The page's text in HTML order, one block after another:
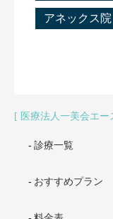
アネックス院
医療法人一美会エ
診療一覧
おすすめプラン